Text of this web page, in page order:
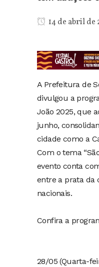
14 de abril de
A Prefeitura de
divulgou a
João 2025, que
junho,
cidade como a
Com o tema
evento conta
entre a prata da
nacionais.
Confira a
28/05 (Quarta-